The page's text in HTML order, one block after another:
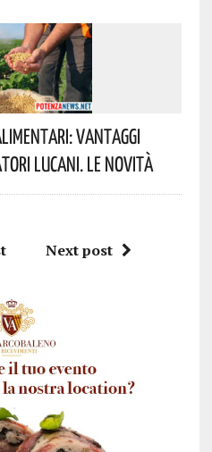
Vantaggi
Lucani. Le Novità
Next post